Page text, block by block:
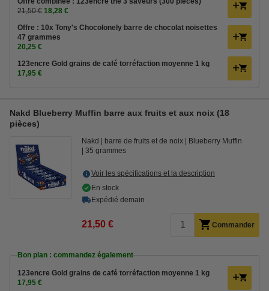
21,50 € 18,28 €
Offre : 10x Tony's Chocolonely barre de chocolat noisettes
47 grammes
20,25 €
123encre Gold grains de café torréfaction moyenne 1 kg
17,95 €
Nakd Blueberry Muffin barre aux fruits et aux noix (18
pièces)
Nakd barre de fruits et de noix
Blueberry Muffin
35 grammes
Voir les spécifications et la description
En stock
Expédié demain
21,50 € Commander
Bon plan : commandez également
123encre Gold grains de café torréfaction moyenne 1 kg
17,95 €